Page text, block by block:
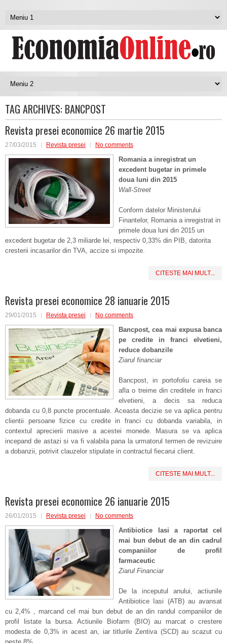
TAG ARCHIVES: BANCPOST
Revista presei economice 26 martie 2015
27/03/2015 Revista presei No comments
Romania a inregistrat un
excedent bugetar in primele
doua luni din 2015
Wall-Street
Conform datelor Ministerului
Finantelor, Romania a inregistrat in
primele doua luni din 2015 un
excedent bugetar de 2,3 miliarde lei, respectiv 0,33% din PIB, datorita
cresterii incasarilor din TVA, accize si impozite.
CITESTE MAI MULT...
Revista presei economice 28 ianuarie 2015
29/01/2015 Revista presei No comments
Bancpost, cea mai expusa banca
pe credite in franci elvetieni,
reduce dobanzile
Ziarul financiar
Bancpost, in portofoliu careia se
afla o treime din creditele in franci
elvetieni, a decis sa reduca
dobanda cu 0,8 puncte procentuale. Aceasta decizie se va aplica pentru
clientii persoane fizice cu credite in franci cu dobanda variabila, in
contextul aprecierii masive a acestei monede. Masura se va aplica
incepand de astazi si va fi valabila pana la urmatorul termen de revizuire
a dobanzii, potrivit clauzelor stipulate in contractul fiecarui client.
CITESTE MAI MULT...
Revista presei economice 26 ianuarie 2015
26/01/2015 Revista presei No comments
Antibiotice Iasi a raportat cel
mai bun debut de an din cadrul
companiilor de profil
farmaceutic
Ziarul Financiar
De la inceputul anului, actiunile
Antibiotice Iasi (ATB) au avansat
cu 2,4% , marcand cel mai bun debut de an din randul companiilor de
profil listate la bursa. Actiunile Biofarm (BIO) au marcat o crestere
modesta de 0,3% in acest an, iar titlurile Zentiva (SCD) au scazut cu